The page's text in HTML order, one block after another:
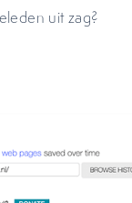
uit zag?